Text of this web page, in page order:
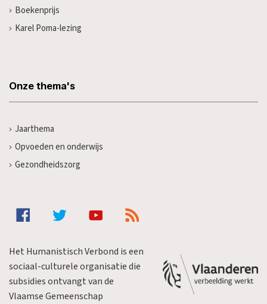
Boekenprijs
Karel Poma-lezing
Onze thema's
Jaarthema
Opvoeden en onderwijs
Gezondheidszorg
Het Humanistisch Verbond is een
sociaal-culturele organisatie die
subsidies ontvangt van de
Vlaamse Gemeenschap